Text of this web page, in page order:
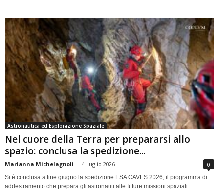
Astronautica ed Esplorazione Spaziale
Nel cuore della Terra per prepararsi allo
spazio: conclusa la spedizione...
Marianna Michelagnoli - 4 Luglio 2026 0
Si è conclusa a fine giugno la spedizione ESA CAVES 2026, il programma di
addestramento che prepara gli astronauti alle future missioni spaziali